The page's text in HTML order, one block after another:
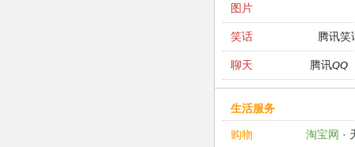
图片
笑话 腾讯笑
聊天 腾讯QQ
生活服务
购物
淘宝网 ·